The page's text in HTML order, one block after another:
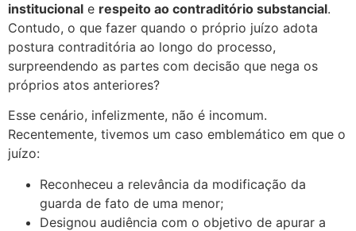
institucional e respeito ao contraditório substancial.
Contudo, o que fazer quando o próprio juízo adota
postura contraditória ao longo do processo,
surpreendendo as partes com decisão que nega os
próprios atos anteriores?
Esse cenário, infelizmente, não é incomum.
Recentemente, tivemos um caso emblemático em que o
juízo:
Reconheceu a relevância da modificação da
guarda de fato de uma menor;
Designou audiência com o objetivo de apurar a